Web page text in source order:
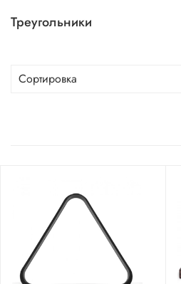
Треугольники